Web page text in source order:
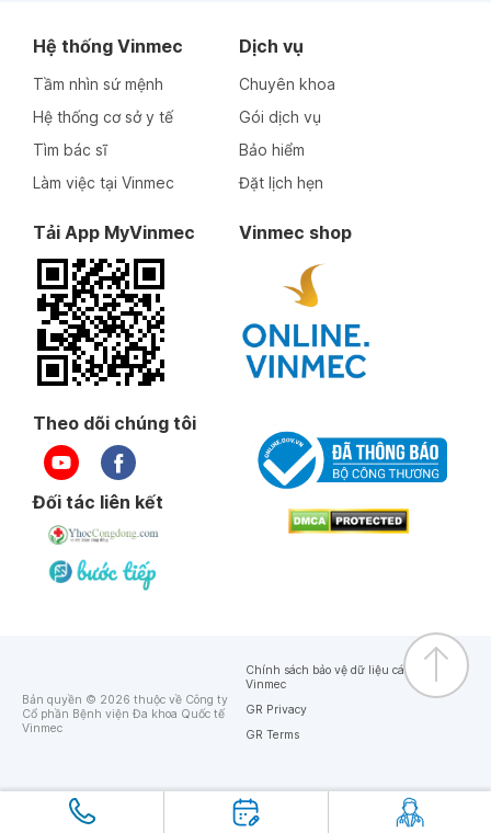
Hệ thống Vinmec
Tầm nhìn sứ mệnh
Hệ thống cơ sở y tế
Tìm bác sĩ
Làm việc tại Vinmec
Dịch vụ
Chuyên khoa
Gói dịch vụ
Bảo hiểm
Đặt lịch hẹn
Tải App MyVinmec Vinmec shop
Theo dõi chúng tôi
Đối tác liên kết
Bản quyền © 2026 thuộc về Công ty
Cổ phần Bệnh viện Đa khoa Quốc tế
Vinmec
Chính sách bảo vệ dữ liệu cá nhân của
Vinmec
GR Privacy
GR Terms